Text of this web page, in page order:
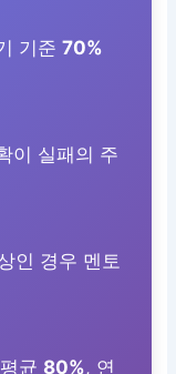
기준70%
이 실패의 주
인 경우 멘토
균 80%, 연